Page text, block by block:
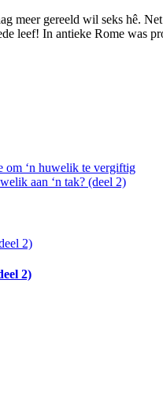
meer gereeld wil seks hê.
leef! In antieke Rome was
om ‘n huwelik te vergiftig
aan ‘n tak? (deel 2)
2)